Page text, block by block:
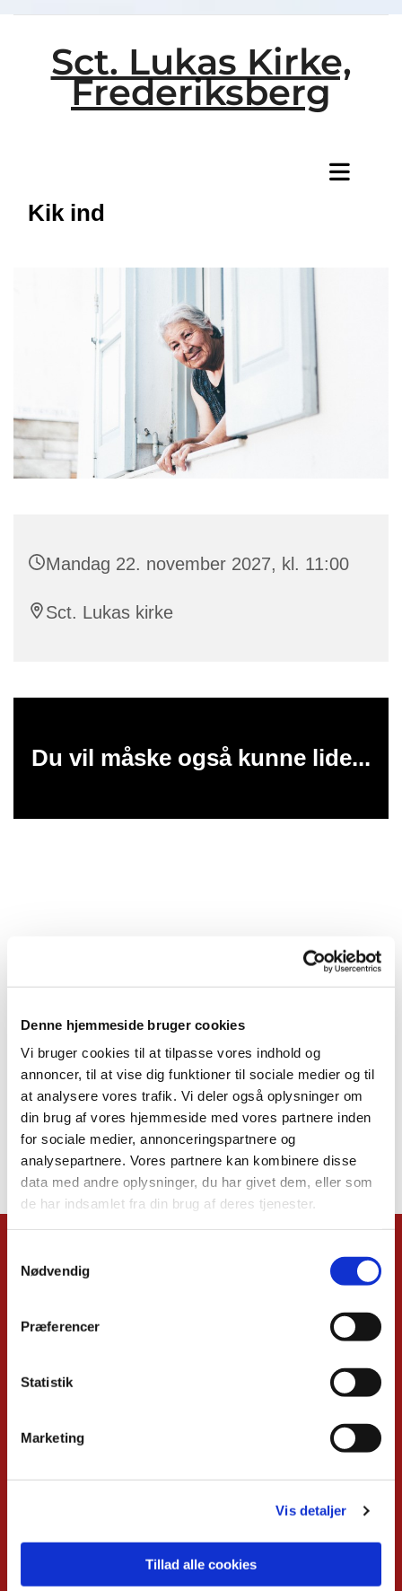
Denne hjemmeside bruger cookies
Vi bruger cookies til at tilpasse vores indhold og
annoncer, til at vise dig funktioner til sociale medier og til
at analysere vores trafik. Vi deler også oplysninger om
din brug af vores hjemmeside med vores partnere inden
for sociale medier, annonceringspartnere og
analysepartnere. Vores partnere kan kombinere disse
data med andre oplysninger, du har givet dem, eller som
de har indsamlet fra din brug af deres tjenester.
Nødvendig
Præferencer
Statistik
Marketing
Vis detaljer
Tillad alle cookies
Sct. Lukas Kirke,
Frederiksberg
Kik ind
Mandag 22. november 2027, kl. 11:00
Sct. Lukas kirke
Du vil måske også kunne lide...
Babysalmesang
Konfirmand-café
Spirekoret Hjertelyd
Børn og unge
Kravleklub
Konfirmand-café
Konfirmation
Voksne
Musikgudstjenester
Koncerter
Jazz om
onsdagen